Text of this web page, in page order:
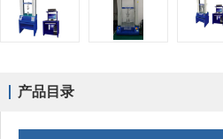
产品目录